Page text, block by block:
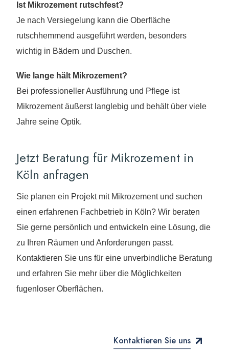
Ist Mikrozement rutschfest?
Je nach Versiegelung kann die Oberfläche
rutschhemmend ausgeführt werden, besonders
wichtig in Bädern und Duschen.
Wie lange hält Mikrozement?
Bei professioneller Ausführung und Pflege ist
Mikrozement äußerst langlebig und behält über viele
Jahre seine Optik.
Jetzt Beratung für Mikrozement in
Köln anfragen
Sie planen ein Projekt mit Mikrozement und suchen
einen erfahrenen Fachbetrieb in Köln? Wir beraten
Sie gerne persönlich und entwickeln eine Lösung, die
zu Ihren Räumen und Anforderungen passt.
Kontaktieren Sie uns für eine unverbindliche Beratung
und erfahren Sie mehr über die Möglichkeiten
fugenloser Oberflächen.
Kontaktieren Sie uns